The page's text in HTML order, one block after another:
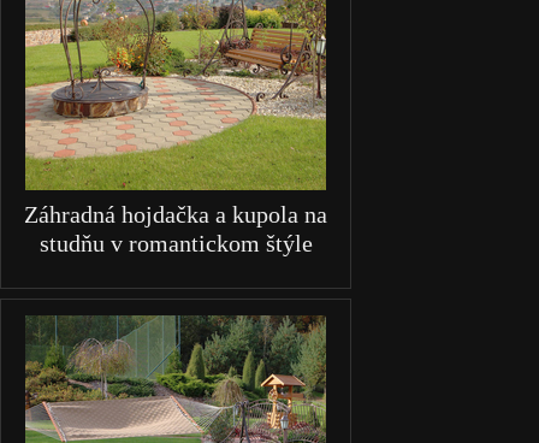
Záhradná hojdačka a kupola na
studňu v romantickom štýle